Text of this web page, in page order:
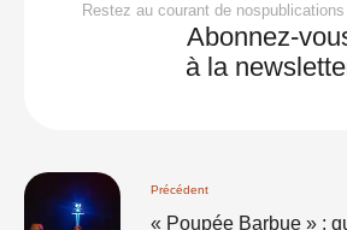
Restez au courant de
Abonnez-
à la
Précédent
« Poupée Barbue » :